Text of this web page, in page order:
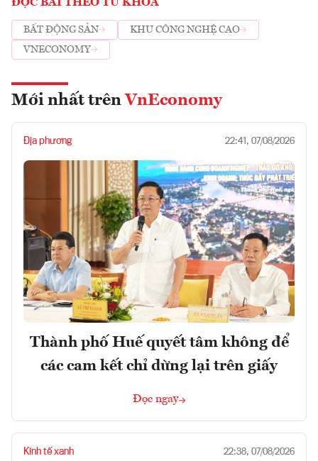
ĐỌC BÀI THEO TỪ KHOÁ
BẤT ĐỘNG SẢN
KHU CÔNG NGHỆ CAO
VNECONOMY
Mới nhất trên VnEconomy
Địa phương 22:41, 07/08/2026
Thành phố Huế quyết tâm không để
các cam kết chỉ dừng lại trên giấy
Đọc ngay
Kinh tế xanh 22:38, 07/08/2026